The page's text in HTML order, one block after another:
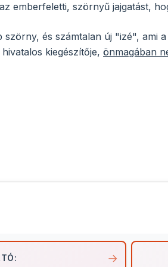
emberfeletti, szörnyű jajgatást,
és számtalan új "izé", ami
hivatalos kiegészítője, önmagában